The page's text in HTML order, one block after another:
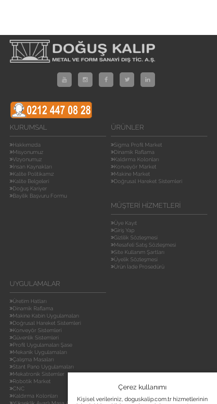
KURUMSAL
Hakkımızda
Misyonumuz
Vizyonumuz
İnsan Kaynakları
Kalite Politikamız
Kalite Belgeleri
Doğuş Kariyer
Bayilik Başvuru Formu
ÜRÜNLER
Sigma Profil Market
Dinamik Raflama
Kaldırma Kolonları
Konveyör Market
Makine Market
Doğrusal Hareket Sistemleri
MÜŞTERI HIZMETLERI
Üye Kayıt
Giriş Yap
Gizlilik Sözleşmesi
Mesafeli Satış Sözleşmesi
Site Kullanım Şartları
Üyelik Sözleşmesi
Ürün İade Prosedürü
UYGULAMALAR
Üretim Hatları
Dinamik Raflama
Makine Kabin Uygulamaları
Doğrusal Hareket Sistemleri
Konveyör Sistemleri
Güvenlik Sistemleri
Profil Uygulamaları Şase
Mekanik Uygulamaları
Çalışma Masaları
Stant Pano Uygulamaları
Mekatronik Sistemler
Robotik Market
CNC
Kaldırma Kolonları
Çerez kullanımı
Kişisel verileriniz, doguskalip.com.tr hizmetlerinin